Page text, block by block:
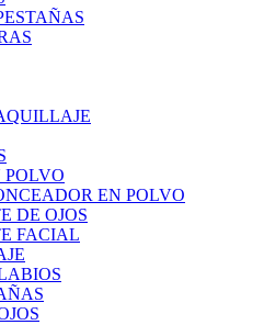
POLVO
EN POLVO
DE OJOS
FACIAL